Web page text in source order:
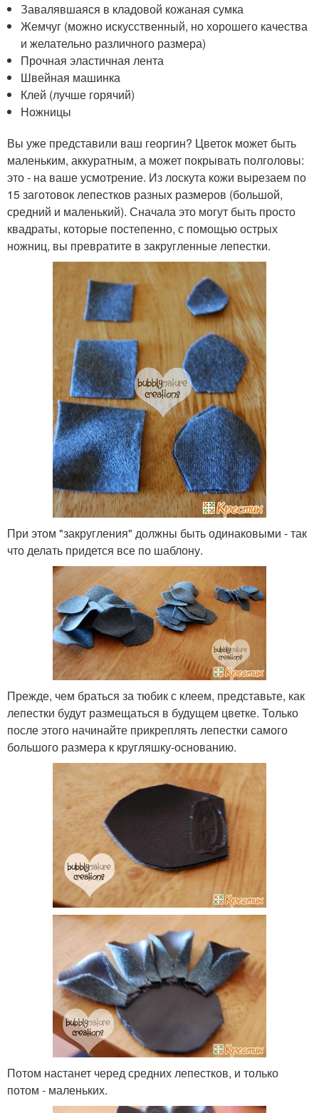
Завалявшаяся в кладовой кожаная сумка
Жемчуг (можно искусственный, но хорошего качества
и желательно различного размера)
Прочная эластичная лента
Швейная машинка
Клей (лучше горячий)
Ножницы
Вы уже представили ваш георгин? Цветок может быть
маленьким, аккуратным, а может покрывать полголовы:
это - на ваше усмотрение. Из лоскута кожи вырезаем по
15 заготовок лепестков разных размеров (большой,
средний и маленький). Сначала это могут быть просто
квадраты, которые постепенно, с помощью острых
ножниц, вы превратите в закругленные лепестки.
При этом "закругления" должны быть одинаковыми - так
что делать придется все по шаблону.
Прежде, чем браться за тюбик с клеем, представьте, как
лепестки будут размещаться в будущем цветке. Только
после этого начинайте прикреплять лепестки самого
большого размера к кругляшку-основанию.
Потом настанет черед средних лепестков, и только
потом - маленьких.